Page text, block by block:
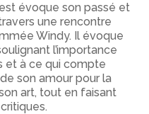
évoque son passé et
une rencontre
Windy. Il évoque
l’importance
et à ce qui compte
son amour pour la
art, tout en faisant